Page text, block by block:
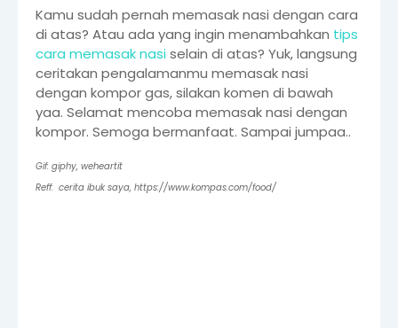
Kamu sudah pernah memasak nasi dengan cara
di atas? Atau ada yang ingin menambahkan tips
cara memasak nasiselain di atas? Yuk, langsung
ceritakan pengalamanmu memasak nasi
dengan kompor gas, silakan komen di bawah
yaa. Selamat mencoba memasak nasi dengan
kompor. Semoga bermanfaat. Sampai jumpaa..
Gif: giphy, weheartit
Reff: cerita ibuk saya, https://www.kompas.com/food/